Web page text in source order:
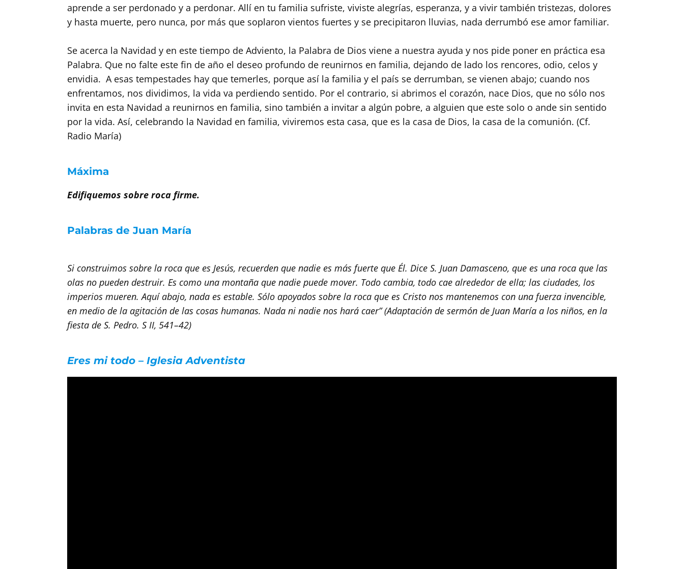
aprende a ser perdonado y a perdonar. Allí en tu familia sufriste, viviste alegrías, esperanza, y a vivir también tristezas, dolores
y hasta muerte, pero nunca, por más que soplaron vientos fuertes y se precipitaron lluvias, nada derrumbó ese amor familiar.
Se acerca la Navidad y en este tiempo de Adviento, la Palabra de Dios viene a nuestra ayuda y nos pide poner en práctica esa
Palabra. Que no falte este fin de año el deseo profundo de reunirnos en familia, dejando de lado los rencores, odio, celos y
envidia. A esas tempestades hay que temerles, porque así la familia y el país se derrumban, se vienen abajo; cuando nos
enfrentamos, nos dividimos, la vida va perdiendo sentido. Por el contrario, si abrimos el corazón, nace Dios, que no sólo nos
invita en esta Navidad a reunirnos en familia, sino también a invitar a algún pobre, a alguien que este solo o ande sin sentido
por la vida. Así, celebrando la Navidad en familia, viviremos esta casa, que es la casa de Dios, la casa de la comunión. (Cf.
Radio María)
Máxima
Edifiquemos sobre roca firme.
Palabras de Juan María
Si construimos sobre la roca que es Jesús, recuerden que nadie es más fuerte que Él. Dice S. Juan Damasceno, que es una roca que las
olas no pueden destruir. Es como una montaña que nadie puede mover. Todo cambia, todo cae alrededor de ella; las ciudades, los
imperios mueren. Aquí abajo, nada es estable. Sólo apoyados sobre la roca que es Cristo nos mantenemos con una fuerza invencible,
en medio de la agitación de las cosas humanas. Nada ni nadie nos hará caer” (Adaptación de sermón de Juan María a los niños, en la
fiesta de S. Pedro. S II, 541–42)
Eres mi todo – Iglesia Adventista